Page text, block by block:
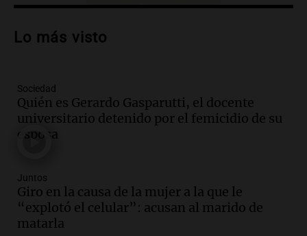
Audio.Walter Mazzanti en Cadena 3
primeros ocho"
Audio.
con nuevas declaraciones de testigos
sobre el accidente
Panorama Federal
Audio.
El viento complica el combate
del incendio forestal en Villa Yacanto
Ahora país
Episodios
Lo más visto
Sociedad
Quién es Gerardo Gasparutti, el docente
universitario detenido por el femicidio de su
esposa
Juntos
Giro en la causa de la mujer a la que le
“explotó el celular”: acusan al marido de
matarla